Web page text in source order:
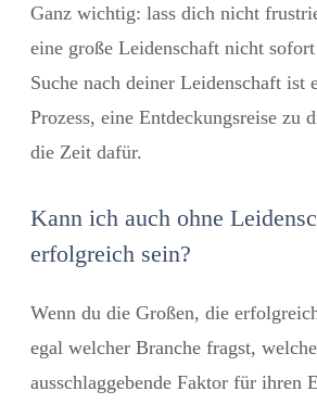
Ganz wichtig: lass dich nicht
eine große Leidenschaft nicht
Suche nach deiner Leidenschaft ist
Prozess, eine Entdeckungsreise zu
die Zeit dafür.
Kann ich auch ohne
erfolgreich sein?
Wenn du die Großen, die
egal welcher Branche fragst,
ausschlaggebende Faktor für ihren